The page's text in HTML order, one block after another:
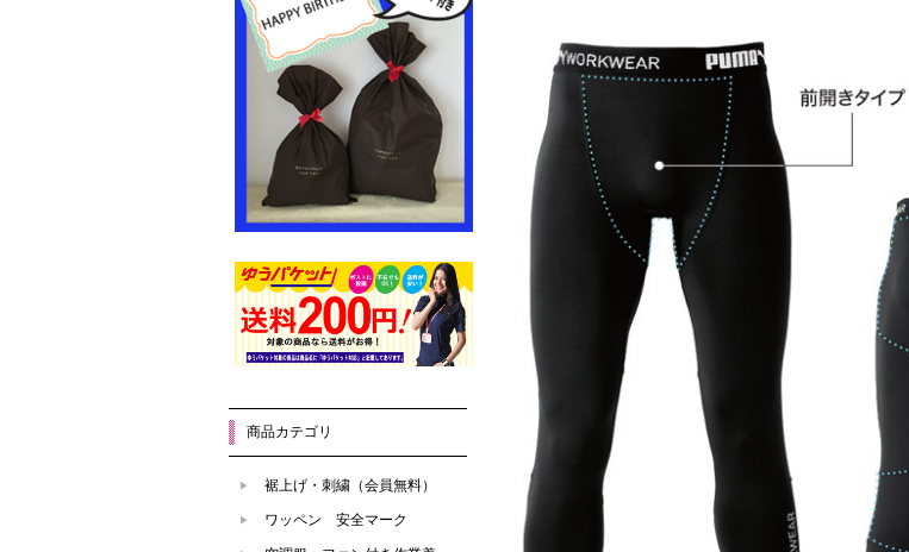
商品カテゴリ
裾上げ・刺繍（会員無料）
ワッペン 安全マーク